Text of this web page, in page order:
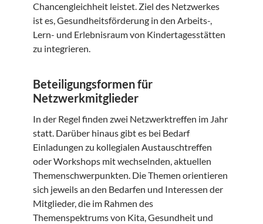
Chancengleichheit leistet. Ziel des Netzwerkes
ist es, Gesundheitsförderung in den Arbeits-,
Lern- und Erlebnisraum von Kindertagesstätten
zu integrieren.
Beteiligungsformen für
Netzwerkmitglieder
In der Regel finden zwei Netzwerktreffen im Jahr
statt. Darüber hinaus gibt es bei Bedarf
Einladungen zu kollegialen Austauschtreffen
oder Workshops mit wechselnden, aktuellen
Themenschwerpunkten. Die Themen orientieren
sich jeweils an den Bedarfen und Interessen der
Mitglieder, die im Rahmen des
Themenspektrums von Kita, Gesundheit und